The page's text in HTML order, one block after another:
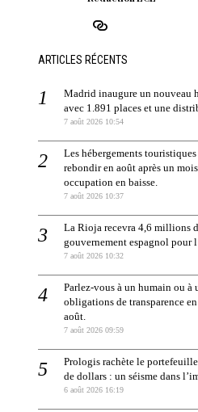
ARTICLES RÉCENTS
Madrid inaugure un nouveau
avec 1.891 places et une
7 août 2026 10:54
Les hébergements
rebondir en août après un
occupation en baisse.
7 août 2026 10:37
La Rioja recevra 4,6 millions
gouvernement espagnol pour
7 août 2026 10:32
Parlez-vous à un humain ou à
obligations de transparence
août.
7 août 2026 09:59
Prologis rachète le
de dollars : un séisme dans
6 août 2026 16:19